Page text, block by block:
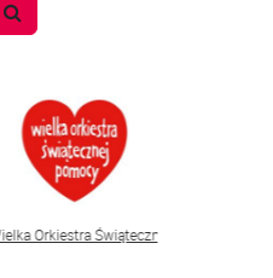
Orkiestra Świątecznej Pomocy